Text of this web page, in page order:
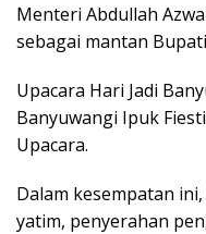
Menteri Abdullah
sebagai mantan
Upacara Hari Jadi
Banyuwangi Ipuk
Upacara.
Dalam kesempatan
yatim, penyerahan